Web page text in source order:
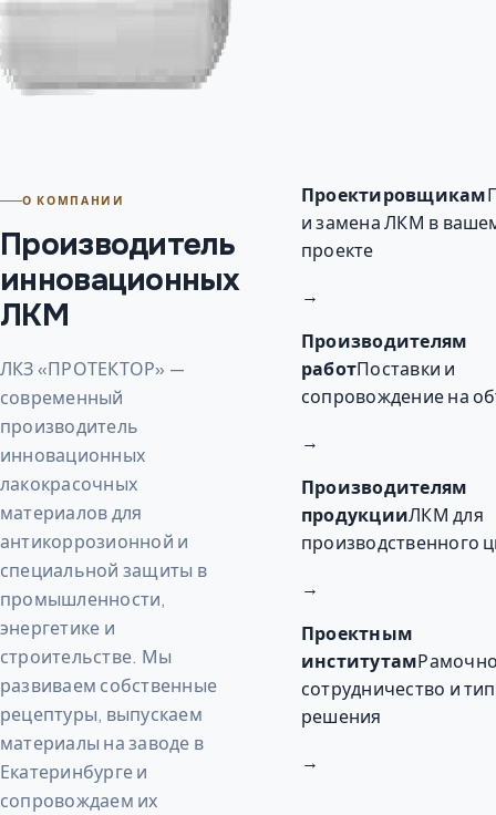
О КОМПАНИИ
Производитель
инновационных
ЛКМ
ЛКЗ «ПРОТЕКТОР» —
современный
производитель
инновационных
лакокрасочных
материалов для
антикоррозионной и
специальной защиты в
промышленности,
энергетике и
строительстве. Мы
развиваем собственные
рецептуры, выпускаем
материалы на заводе в
Екатеринбурге и
сопровождаем их
Проектировщикам
и замена ЛКМ в
проекте
→
Производителям
работПоставки и
сопровождение на
→
Производителям
продукцииЛКМ для
производственного
→
Проектным
институтам
сотрудничество и
решения
→